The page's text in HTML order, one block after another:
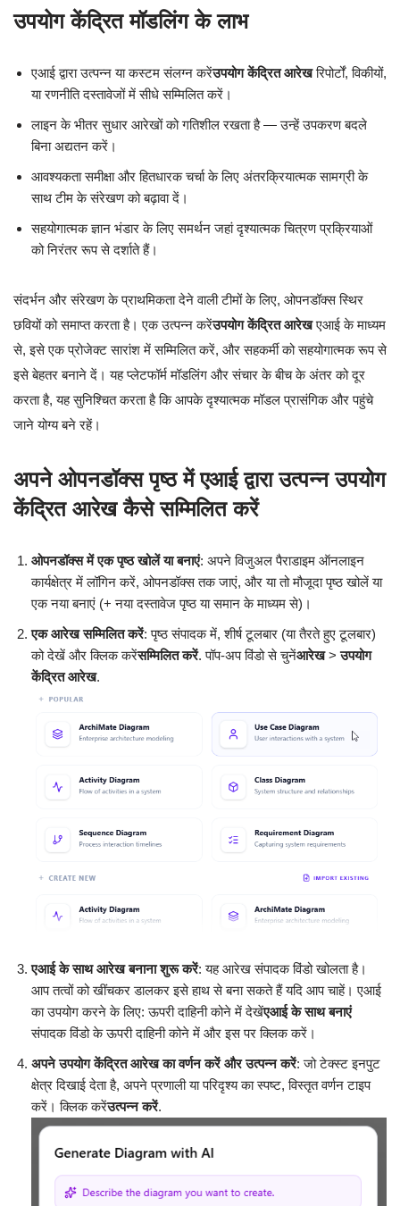
उपयोग केंद्रित मॉडलिंग के लाभ
एआई द्वारा उत्पन्न या कस्टम संलग्न करेंउपयोग केंद्रित आरेखरिपोर्टों, विकीयों,
या रणनीति दस्तावेजों में सीधे सम्मिलित करें।
लाइन के भीतर सुधार आरेखों को गतिशील रखता है — उन्हें उपकरण बदले
बिना अद्यतन करें।
आवश्यकता समीक्षा और हितधारक चर्चा के लिए अंतरक्रियात्मक सामग्री के
साथ टीम के संरेखण को बढ़ावा दें।
सहयोगात्मक ज्ञान भंडार के लिए समर्थन जहां दृश्यात्मक चित्रण प्रक्रियाओं
को निरंतर रूप से दर्शाते हैं।
संदर्भन और संरेखण के प्राथमिकता देने वाली टीमों के लिए, ओपनडॉक्स स्थिर
छवियों को समाप्त करता है। एक उत्पन्न करेंउपयोग केंद्रित आरेखएआई के माध्यम
से, इसे एक प्रोजेक्ट सारांश में सम्मिलित करें, और सहकर्मी को सहयोगात्मक रूप से
इसे बेहतर बनाने दें। यह प्लेटफॉर्म मॉडलिंग और संचार के बीच के अंतर को दूर
करता है, यह सुनिश्चित करता है कि आपके दृश्यात्मक मॉडल प्रासंगिक और पहुंचे
जाने योग्य बने रहें।
अपने ओपनडॉक्स पृष्ठ में एआई द्वारा उत्पन्न उपयोग
केंद्रित आरेख कैसे सम्मिलित करें
ओपनडॉक्स में एक पृष्ठ खोलें या बनाएं: अपने विजुअल पैराडाइम ऑनलाइन
कार्यक्षेत्र में लॉगिन करें, ओपनडॉक्स तक जाएं, और या तो मौजूदा पृष्ठ खोलें या
एक नया बनाएं (+ नया दस्तावेज पृष्ठ या समान के माध्यम से)।
एक आरेख सम्मिलित करें: पृष्ठ संपादक में, शीर्ष टूलबार (या तैरते हुए टूलबार)
को देखें और क्लिक करेंसम्मिलित करें. पॉप-अप विंडो से चुनेंआरेख>उपयोग
केंद्रित आरेख.
एआई के साथ आरेख बनाना शुरू करें: यह आरेख संपादक विंडो खोलता है।
आप तत्वों को खींचकर डालकर इसे हाथ से बना सकते हैं यदि आप चाहें। एआई
का उपयोग करने के लिए: ऊपरी दाहिनी कोने में देखेंएआई के साथ बनाएं
संपादक विंडो के ऊपरी दाहिनी कोने में और इस पर क्लिक करें।
अपने उपयोग केंद्रित आरेख का वर्णन करें और उत्पन्न करें: जो टेक्स्ट इनपुट
क्षेत्र दिखाई देता है, अपने प्रणाली या परिदृश्य का स्पष्ट, विस्तृत वर्णन टाइप
करें। क्लिक करेंउत्पन्न करें.